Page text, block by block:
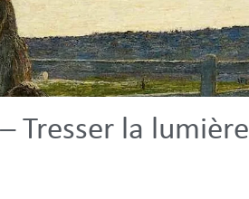
Tresser la lumière